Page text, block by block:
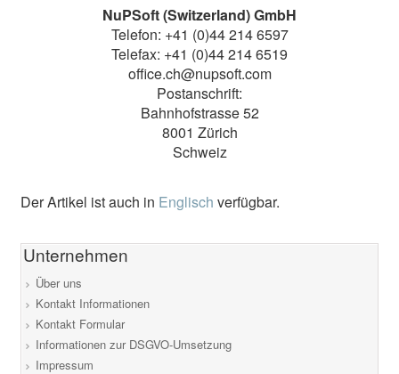
NuPSoft (Switzerland) GmbH
Telefon: +41 (0)44 214 6597
Telefax: +41 (0)44 214 6519
office.ch@nupsoft.com
Postanschrift:
Bahnhofstrasse 52
8001 Zürich
Schweiz
Der Artikel ist auch in Englisch verfügbar.
Unternehmen
Über uns
Kontakt Informationen
Kontakt Formular
Informationen zur DSGVO-Umsetzung
Impressum